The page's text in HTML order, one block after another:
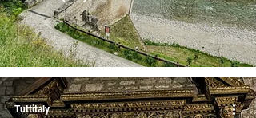
Tuttitaly